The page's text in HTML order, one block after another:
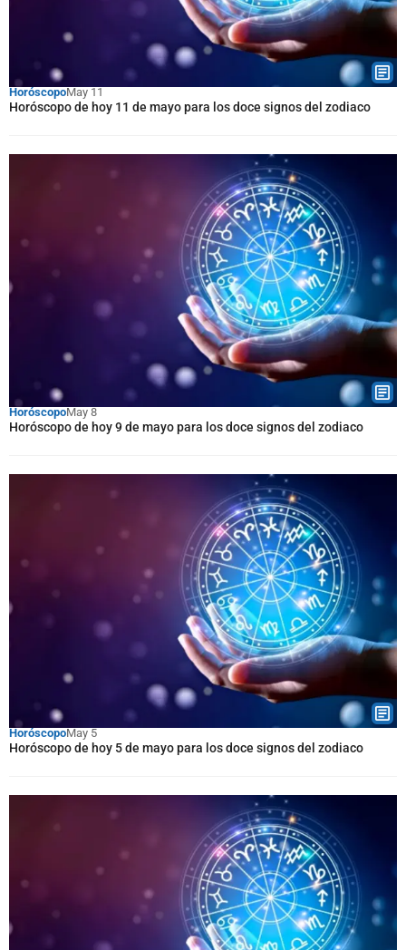
HoróscopoMay 11
Horóscopo de hoy 11 de mayo para los doce signos del zodiaco
HoróscopoMay 8
Horóscopo de hoy 9 de mayo para los doce signos del zodiaco
HoróscopoMay 5
Horóscopo de hoy 5 de mayo para los doce signos del zodiaco